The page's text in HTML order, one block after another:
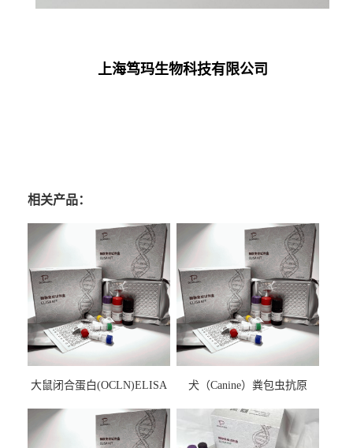
上海笃玛生物科技有限公司
相关产品：
大鼠闭合蛋白(OCLN)ELISA
犬（Canine）粪包虫抗原